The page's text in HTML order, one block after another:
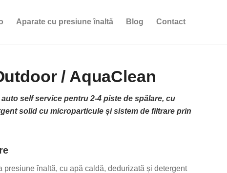
Aparate cu presiune înaltă Blog Contact
/ AquaClean
self service pentru 2-4 piste de spălare, cu
solid cu microparticule și sistem de filtrare prin
presiune înaltă, cu apă caldă, dedurizată și detergent